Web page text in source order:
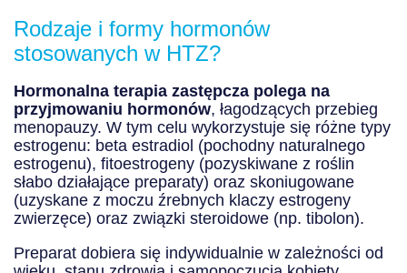
Rodzaje i formy hormonów
stosowanych w HTZ?
Hormonalna terapia zastępcza polega na
przyjmowaniu hormonów, łagodzących przebieg
menopauzy. W tym celu wykorzystuje się różne typy
estrogenu: beta estradiol (pochodny naturalnego
estrogenu), fitoestrogeny (pozyskiwane z roślin
słabo działające preparaty) oraz skoniugowane
(uzyskane z moczu źrebnych klaczy estrogeny
zwierzęce) oraz związki steroidowe (np. tibolon).
Preparat dobiera się indywidualnie w zależności od